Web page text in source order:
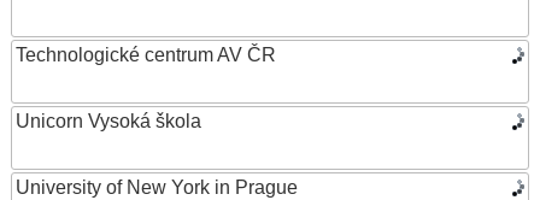
Technologické centrum AV ČR
Unicorn Vysoká škola
University of New York in Prague